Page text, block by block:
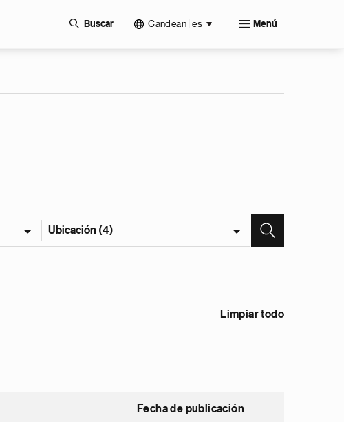
Buscar Candean | es Menú
Ubicación (4)
Limpiar todo
Fecha de publicación